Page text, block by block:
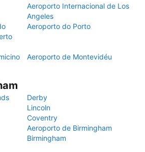
Aeroporto Internacional de Los
Angeles
Aeroporto do Porto
Aeroporto de Montevidéu
Derby
Lincoln
Coventry
Aeroporto de Birmingham
Birmingham